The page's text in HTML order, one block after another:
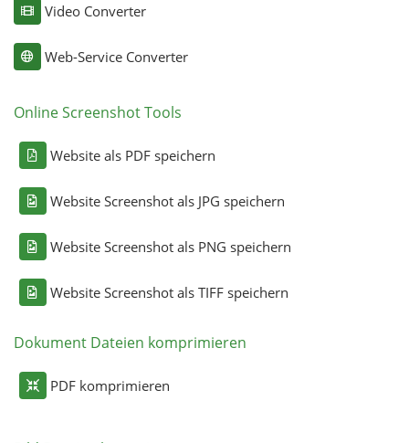
Video Converter
Web-Service Converter
Online Screenshot Tools
Website als PDF speichern
Website Screenshot als JPG speichern
Website Screenshot als PNG speichern
Website Screenshot als TIFF speichern
Dokument Dateien komprimieren
PDF komprimieren